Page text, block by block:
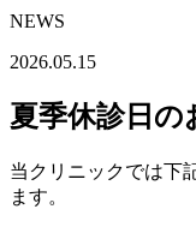
NEWS
2026.05.15
夏季休診日の
当クリニックでは下
ます。